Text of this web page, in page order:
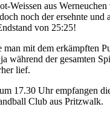
Weissen aus
noch der ersehnte und
von 25:25!
mit dem erkämpften
während der gesamten
lief.
17.30 Uhr empfangen
Club aus Pritzwalk.